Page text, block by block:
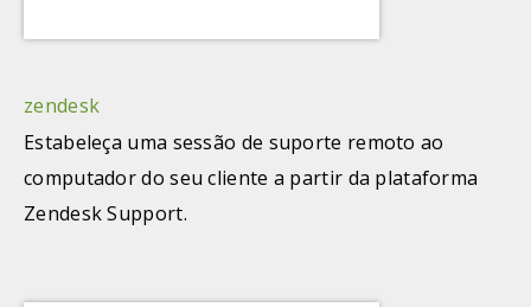
zendesk
Estabeleça uma sessão de suporte remoto ao
computador do seu cliente a partir da plataforma
Zendesk Support.